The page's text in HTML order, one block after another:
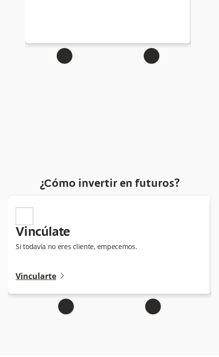
¿Cómo invertir en futuros?
Vincúlate
Si todavía no eres cliente, empecemos.
Vincularte angle-right-small